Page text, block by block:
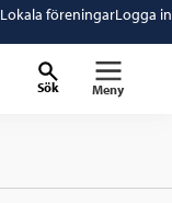
Lokala föreningarLogga in
Sök Meny